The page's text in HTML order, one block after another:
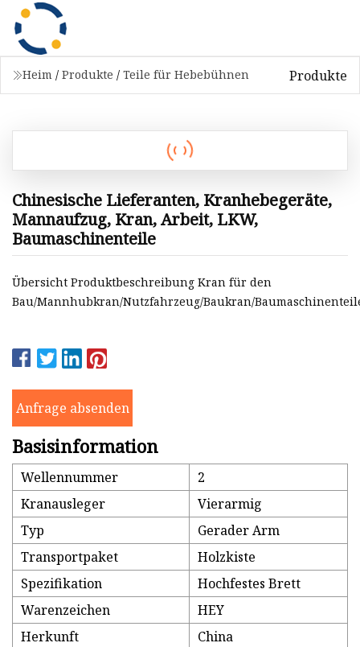
Heim / Produkte / Teile für Hebebühnen Produkte
Chinesische Lieferanten, Kranhebegeräte,
Mannaufzug, Kran, Arbeit, LKW,
Baumaschinenteile
Übersicht Produktbeschreibung Kran für den
Bau/Mannhubkran/Nutzfahrzeug/Baukran/
Anfrage absenden
Basisinformation
Wellennummer
2
Kranausleger
Vierarmig
Typ
Gerader Arm
Transportpaket
Holzkiste
Spezifikation
Hochfestes Brett
Warenzeichen
HEY
Herkunft
China